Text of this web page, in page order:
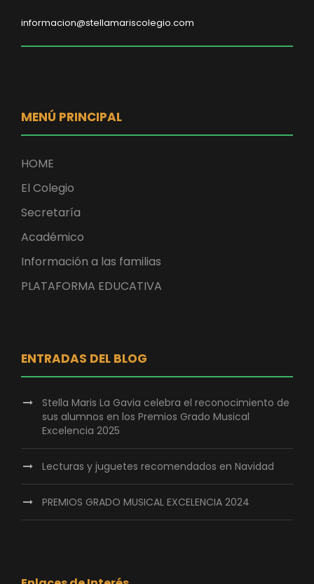
informacion@stellamariscolegio.com
MENÚ PRINCIPAL
HOME
El Colegio
Secretaría
Académico
Información a las familias
PLATAFORMA EDUCATIVA
ENTRADAS DEL BLOG
Stella Maris La Gavia celebra el reconocimiento de
sus alumnos en los Premios Grado Musical
Excelencia 2025
Lecturas y juguetes recomendados en Navidad
PREMIOS GRADO MUSICAL EXCELENCIA 2024